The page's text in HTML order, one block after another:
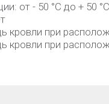
от - 50 °C до + 50 °C
при
при